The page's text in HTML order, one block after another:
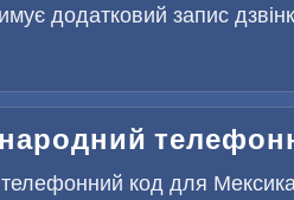
додатковий запис
код для